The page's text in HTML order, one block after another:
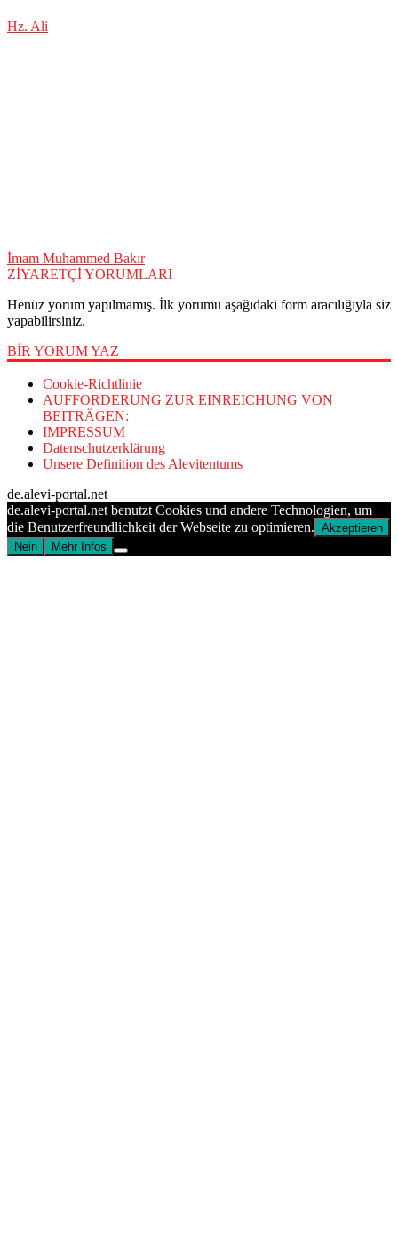
Hz. Ali
İmam Muhammed Bakır
ZİYARETÇİ YORUMLARI
Henüz yorum yapılmamış. İlk yorumu aşağıdaki form aracılığıyla siz
yapabilirsiniz.
BİR YORUM YAZ
Cookie-Richtlinie
AUFFORDERUNG ZUR EINREICHUNG VON
BEITRÄGEN:
IMPRESSUM
Datenschutzerklärung
Unsere Definition des Alevitentums
de.alevi-portal.net
de.alevi-portal.net benutzt Cookies und andere Technologien, um
die Benutzerfreundlichkeit der Webseite zu optimieren. Akzeptieren
Nein
Mehr Infos